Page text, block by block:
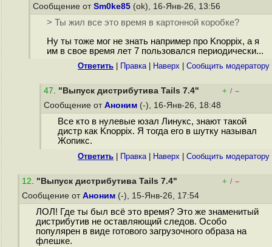
Сообщение от Sm0ke85 (ok), 16-Янв-26, 13:56
> Ты жил все это время в картонной коробке?
Ну ты тоже мог не знать например про Knoppix, а я
им в свое время лет 7 пользовался периодически...
Ответить Правка| Наверх Cообщить модератору
47. "Выпуск дистрибутива Tails 7.4" + / –
Сообщение от Аноним (-), 16-Янв-26, 18:48
Все кто в нулевые юзал Линукс, знают такой
дистр как Knoppix. Я тогда его в шутку называл
Жопикс.
Ответить Правка| Наверх Cообщить модератору
12. "Выпуск дистрибутива Tails 7.4" + / –
Сообщение от Аноним (-), 15-Янв-26, 17:54
ЛОЛ! Где ты был всё это время? Это же знаменитый
дистрибутив не оставляющий следов. Особо
популярен в виде готового загрузочного образа на
флешке.